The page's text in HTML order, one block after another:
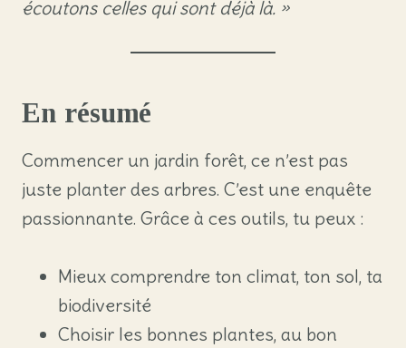
écoutons celles qui sont déjà là. »
En résumé
Commencer un jardin forêt, ce n’est pas
juste planter des arbres. C’est une enquête
passionnante. Grâce à ces outils, tu peux :
Mieux comprendre ton climat, ton sol, ta
biodiversité
Choisir les bonnes plantes, au bon